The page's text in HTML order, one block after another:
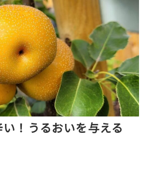
！うるおいを与える